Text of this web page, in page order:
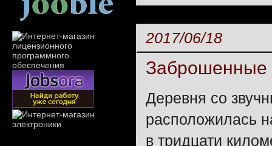
2017/06/18
Заброшенные
Деревня со
расположилась
в тридцати